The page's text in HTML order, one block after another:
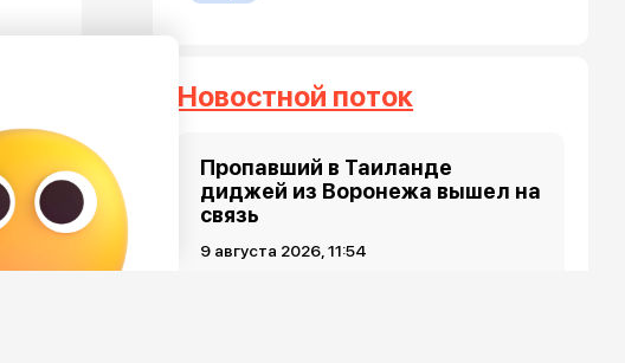
Новостной поток
Пропавший в Таиланде
диджей из Воронежа вышел на
связь
9 августа 2026, 11:54